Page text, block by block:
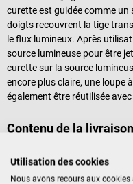
curette est guidée comme
doigts recouvrent la tige
le flux lumineux. Après
source lumineuse pour être
curette sur la source
encore plus claire, une loupe
également être réutilisée
Contenu de la livraison
1 kit de curettes
contenant :
50 curettes
Utilisation des cookies
Nous avons recours aux